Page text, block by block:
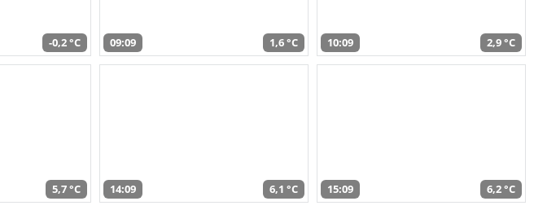
-0,2 °C 09:09 1,6 °C 10:09 2,9 °C
5,7 °C 14:09 6,1 °C 15:09 6,2 °C